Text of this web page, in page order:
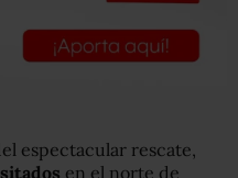
espectacular rescate,
en el norte de